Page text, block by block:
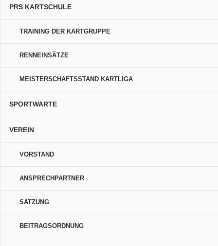
PRS KARTSCHULE
TRAINING DER KARTGRUPPE
RENNEINSÄTZE
MEISTERSCHAFTSSTAND KARTLIGA
SPORTWARTE
VEREIN
VORSTAND
ANSPRECHPARTNER
SATZUNG
BEITRAGSORDNUNG